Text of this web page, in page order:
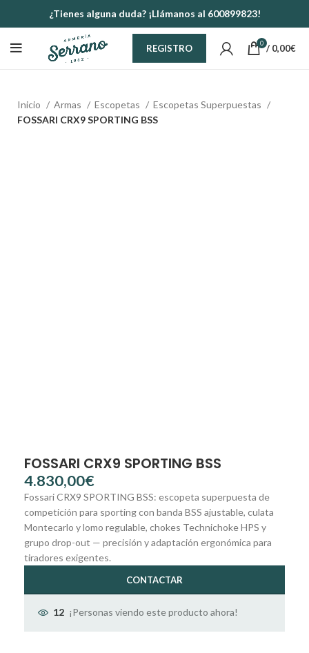
¿Tienes alguna duda? ¡Llámanos al 600899823!
REGISTRO 0 / 0,00€
Inicio Armas Escopetas
Escopetas Superpuestas
FOSSARI CRX9 SPORTING BSS
FOSSARI CRX9 SPORTING BSS
€
Fossari CRX9 SPORTING BSS: escopeta superpuesta de
competición para sporting con banda BSS ajustable, culata
Montecarlo y lomo regulable, chokes Technichoke HPS y
grupo drop-out — precisión y adaptación ergonómica para
tiradores exigentes.
CONTACTAR
12 ¡Personas viendo este producto ahora!